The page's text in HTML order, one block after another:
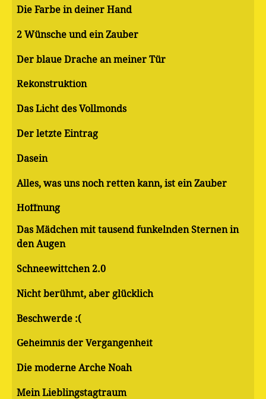
Die Farbe in deiner Hand
2 Wünsche und ein Zauber
Der blaue Drache an meiner Tür
Rekonstruktion
Das Licht des Vollmonds
Der letzte Eintrag
Dasein
Alles, was uns noch retten kann, ist ein Zauber
Hoffnung
Das Mädchen mit tausend funkelnden Sternen in
den Augen
Schneewittchen 2.0
Nicht berühmt, aber glücklich
Beschwerde :(
Geheimnis der Vergangenheit
Die moderne Arche Noah
Mein Lieblingstagtraum